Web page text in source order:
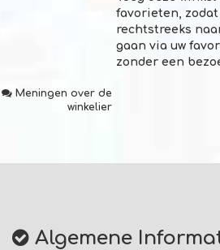
favorieten, zodat
rechtstreeks
gaan via uw
zonder een
Meningen over de
winkelier
Algemene